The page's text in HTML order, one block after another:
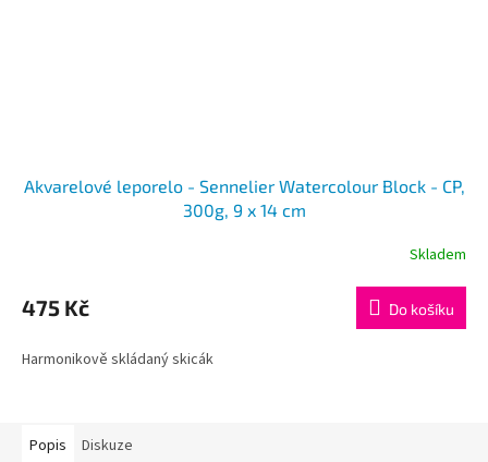
Akvarelové leporelo - Sennelier Watercolour Block - CP,
300g, 9 x 14 cm
Skladem
475 Kč Do košíku
Harmonikově skládaný skicák
Popis Diskuze